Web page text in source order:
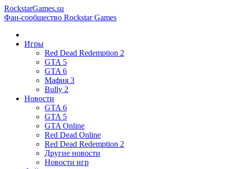
RockstarGames.su
Фан-сообщество Rockstar Games
Игры
Red Dead Redemption 2
GTA 5
GTA 6
Мафия 3
Bully 2
Новости
GTA 6
GTA 5
GTA Online
Red Dead Online
Red Dead Redemption 2
Другие новости
Новости игр